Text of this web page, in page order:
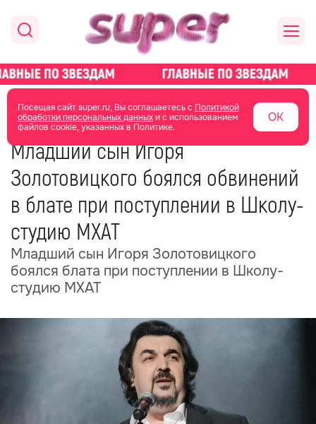
Посещая сайт super.ru, Вы соглашаетесь с Политикой
обработки персональных данныхи с использованием
файлов cookie, указанных в Политике.
ОК
главная новости о звездах новости
27 мая 11:32
Младший сын Игоря
Золотовицкого боялся обвинений
в блате при поступлении в Школу-
студию МХАТ
Младший сын Игоря Золотовицкого
боялся блата при поступлении в Школу-
студию МХАТ